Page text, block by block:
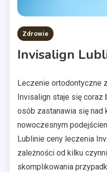
Zdrowie
Invisalign
Leczenie ortodontyczne
Invisalign staje się coraz
osób zastanawia się
nowoczesnym
Lublinie ceny leczenia
zależności od kilku
skomplikowania